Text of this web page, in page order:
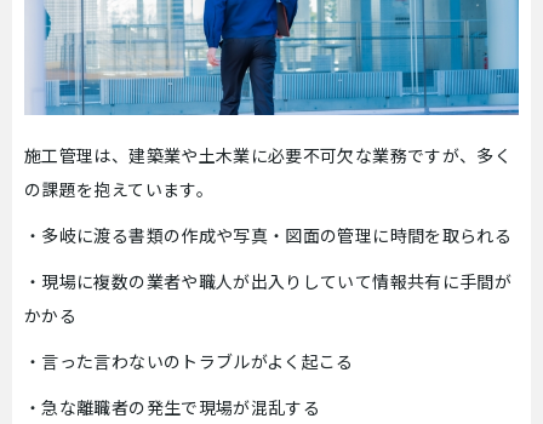
施工管理は、建築業や土木業に必要不可欠な業務ですが、多く
の課題を抱えています。
・多岐に渡る書類の作成や写真・図面の管理に時間を取られる
・現場に複数の業者や職人が出入りしていて情報共有に手間が
かかる
・言った言わないのトラブルがよく起こる
・急な離職者の発生で現場が混乱する